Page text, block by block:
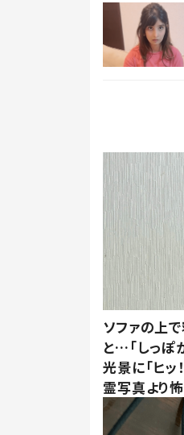
ソファの上
と…「しっぽ
光景に「ヒッ
霊写真より怖